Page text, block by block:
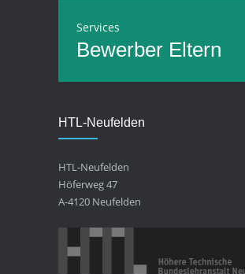
Services
Bewerber Eltern
HTL-Neufelden
HTL-Neufelden
Höferweg 47
A-4120 Neufelden